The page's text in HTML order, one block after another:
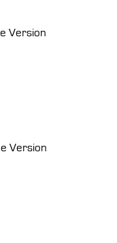
Version
Version